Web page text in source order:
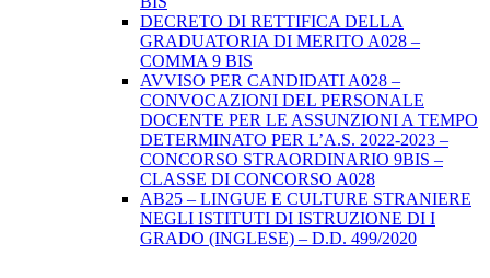
DECRETO DI RETTIFICA DELLA
GRADUATORIA DI MERITO A028 –
COMMA 9 BIS
AVVISO PER CANDIDATI A028 –
CONVOCAZIONI DEL PERSONALE
DOCENTE PER LE ASSUNZIONI A TEMPO
DETERMINATO PER L’A.S. 2022-2023 –
CONCORSO STRAORDINARIO 9BIS –
CLASSE DI CONCORSO A028
AB25 – LINGUE E CULTURE STRANIERE
NEGLI ISTITUTI DI ISTRUZIONE DI I
GRADO (INGLESE) – D.D. 499/2020